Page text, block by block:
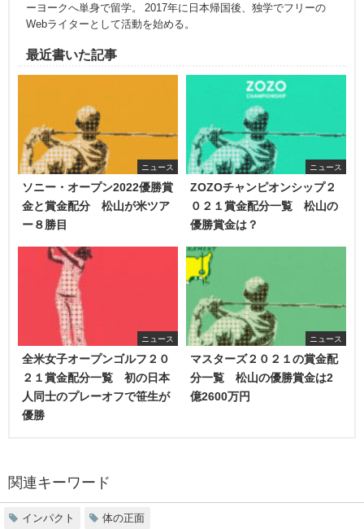
ーヨークへ単身で留学。 2017年に日本帰国後、独学でフリーの
Webライターとして活動を始める。
最近書いた記事
ニュース
ソニー・オープン2022優勝賞
金と賞金配分 松山が米ツア
ー８勝目
ニュース
ZOZOチャンピオンシップ２
０２１賞金配分一覧 松山の
優勝賞金は？
ニュース
全米女子オープンゴルフ２０
２１賞金配分一覧 初の日本
人同士のプレーオフで笹生が
優勝
ニュース
マスターズ２０２１の賞金配
分一覧 松山の優勝賞金は2
億2600万円
関連キーワード
インパクト 体の正面